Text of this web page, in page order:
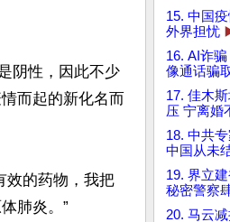
阴性，因此不少
而起的新化名而
效的药物，我把
肺炎。”
15. 中国
外界担忧
16. AI诈
像通话骗
17. 佳木
压 宁离婚
18. 中共
中国从未
19. 界立
秘密警察
20. 马云